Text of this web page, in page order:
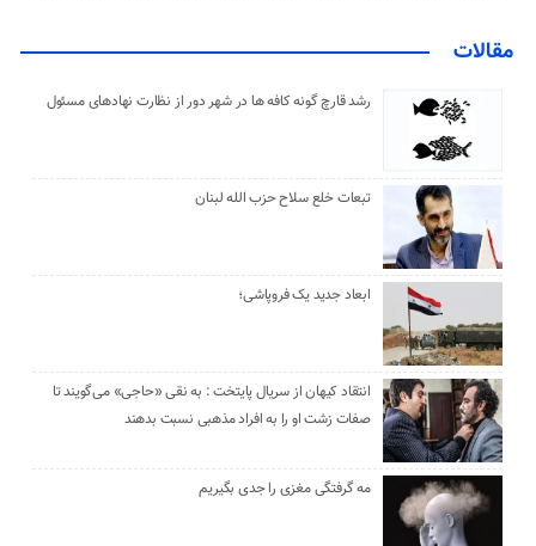
مقالات
رشد قارچ گونه کافه ها در شهر دور از نظارت نهادهای مسئول
تبعات خلع سلاح حزب الله لبنان
ابعاد جدید یک فروپاشی؛
انتقاد کیهان از سریال پایتخت : به نقی «حاجی» می‌گویند تا
صفات زشت او را به افراد مذهبی نسبت بدهند
مه گرفتگی مغزی را جدی بگیریم